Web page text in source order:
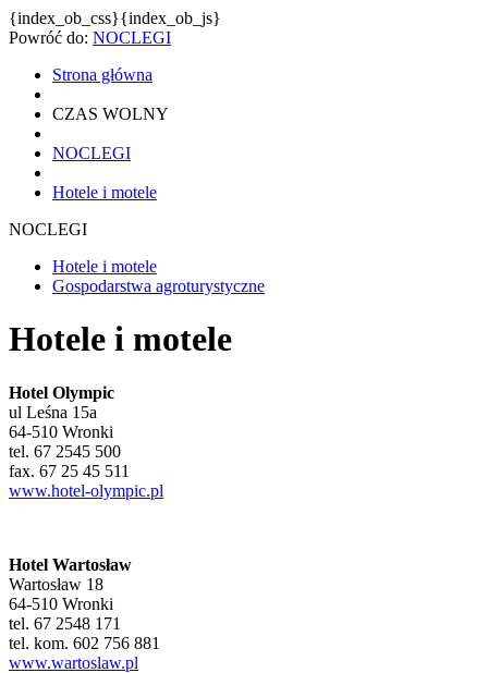
{index_ob_css}{index_ob_js}
Powróć do: NOCLEGI
Strona główna
CZAS WOLNY
NOCLEGI
Hotele i motele
NOCLEGI
Hotele i motele
Gospodarstwa agroturystyczne
Hotele i motele
Hotel Olympic
ul Leśna 15a
64-510 Wronki
tel. 67 2545 500
fax. 67 25 45 511
www.hotel-olympic.pl
Hotel Wartosław
Wartosław 18
64-510 Wronki
tel. 67 2548 171
tel. kom. 602 756 881
www.wartoslaw.pl